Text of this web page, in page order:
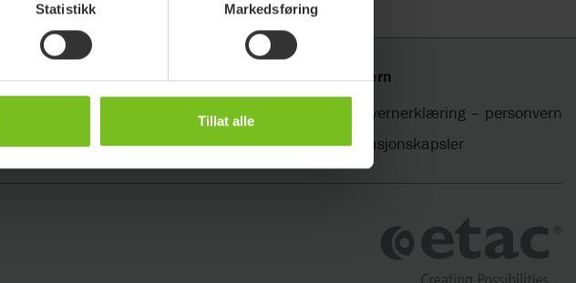
Statistikk Markedsføring
Tillat alle
Kontakt
Kontaktinformasjon
Kontaktpersoner
Personvern
Personvernerklæring – personvern
Informasjonskapsler